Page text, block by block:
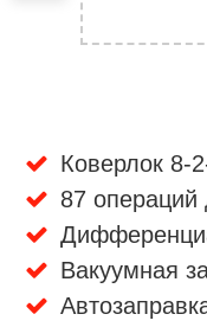
Коверлок 8-
87
Вакуумная